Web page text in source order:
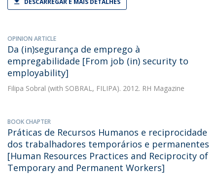
DESCARREGAR E MAIS DETALHES
OPINION ARTICLE
Da (in)segurança de emprego à
empregabilidade [From job (in) security to
employability]
Filipa Sobral (with SOBRAL, FILIPA). 2012. RH Magazine
BOOK CHAPTER
Práticas de Recursos Humanos e reciprocidade
dos trabalhadores temporários e permanentes
[Human Resources Practices and Reciprocity of
Temporary and Permanent Workers]